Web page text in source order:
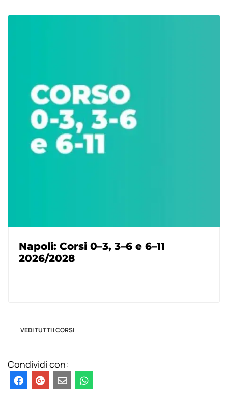
Napoli: Corsi 0–3, 3–6 e 6–11
2026/2028
VEDI TUTTI I CORSI
Condividi con: